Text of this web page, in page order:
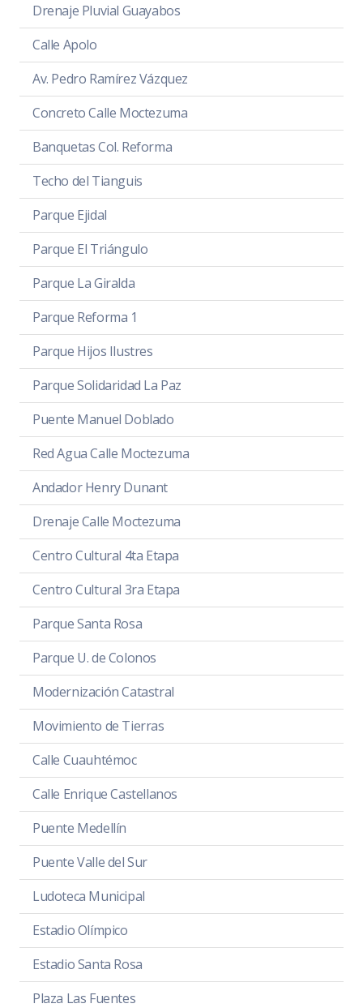
Drenaje Pluvial Guayabos
Calle Apolo
Av. Pedro Ramírez Vázquez
Concreto Calle Moctezuma
Banquetas Col. Reforma
Techo del Tianguis
Parque Ejidal
Parque El Triángulo
Parque La Giralda
Parque Reforma 1
Parque Hijos Ilustres
Parque Solidaridad La Paz
Puente Manuel Doblado
Red Agua Calle Moctezuma
Andador Henry Dunant
Drenaje Calle Moctezuma
Centro Cultural 4ta Etapa
Centro Cultural 3ra Etapa
Parque Santa Rosa
Parque U. de Colonos
Modernización Catastral
Movimiento de Tierras
Calle Cuauhtémoc
Calle Enrique Castellanos
Puente Medellín
Puente Valle del Sur
Ludoteca Municipal
Estadio Olímpico
Estadio Santa Rosa
Plaza Las Fuentes